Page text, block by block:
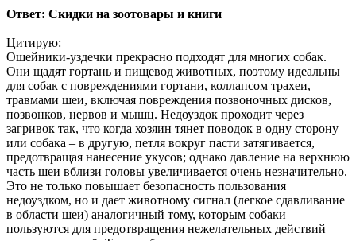
Ответ: Скидки на зоотовары и книги
Цитирую:
Ошейники-уздечки прекрасно подходят для многих собак.
Они щадят гортань и пищевод животных, поэтому идеальны
для собак с повреждениями гортани, коллапсом трахеи,
травмами шеи, включая повреждения позвоночных дисков,
позвонков, нервов и мышц. Недоуздок проходит через
загривок так, что когда хозяин тянет поводок в одну сторону
или собака – в другую, петля вокруг пасти затягивается,
предотвращая нанесение укусов; однако давление на верхнюю
часть шеи вблизи головы увеличивается очень незначительно.
Это не только повышает безопасность пользования
недоуздком, но и дает животному сигнал (легкое сдавливание
в области шеи) аналогичный тому, которым собаки
пользуются для предотвращения нежелательных действий